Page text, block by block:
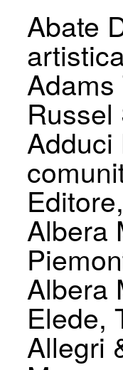
Abate
Albera
Albera
Elede,
Allegri